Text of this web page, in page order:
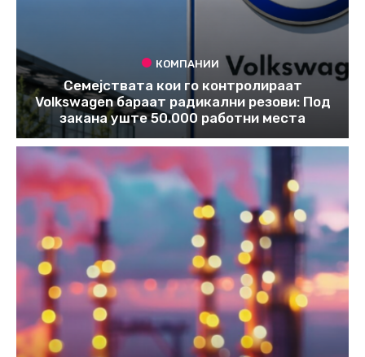
КОМПАНИИ
Семејствата кои го контролираат
Volkswagen бараат радикални резови: Под
закана уште 50.000 работни места